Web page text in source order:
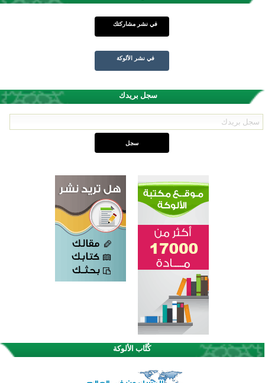
في نشر مشاركتك
في نشر الألوكة
سجل بريدك
كُتَّاب الألوكة
اختتام الدورة التاسعة لمسابقة حفظ وتلاوة القرآن الكريم في أزناكاييف